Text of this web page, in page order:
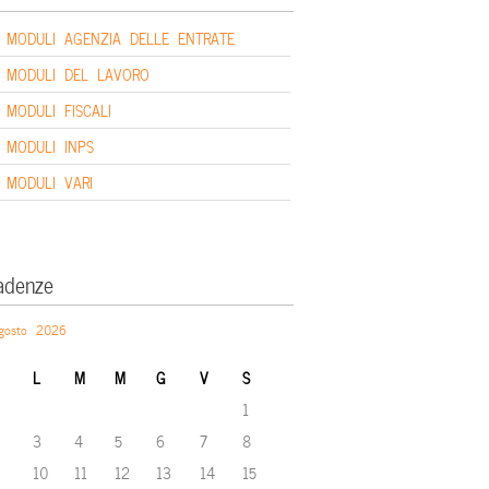
MODULI AGENZIA DELLE ENTRATE
MODULI DEL LAVORO
MODULI FISCALI
MODULI INPS
MODULI VARI
2026
L M M G V S
1
3 4 5 6 7
8
10 11 12 13 14
15